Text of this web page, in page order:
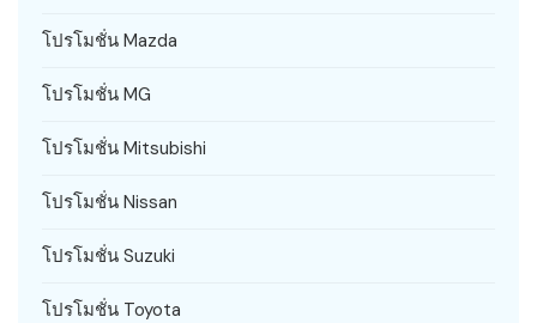
โปรโมชั่น Mazda
โปรโมชั่น MG
โปรโมชั่น Mitsubishi
โปรโมชั่น Nissan
โปรโมชั่น Suzuki
โปรโมชั่น Toyota